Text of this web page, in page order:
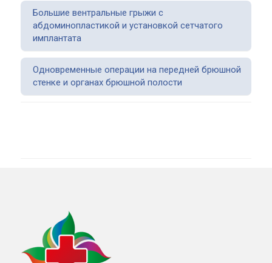
Большие вентральные грыжи с
абдоминопластикой и установкой сетчатого
имплантата
Одновременные операции на передней брюшной
стенке и органах брюшной полости